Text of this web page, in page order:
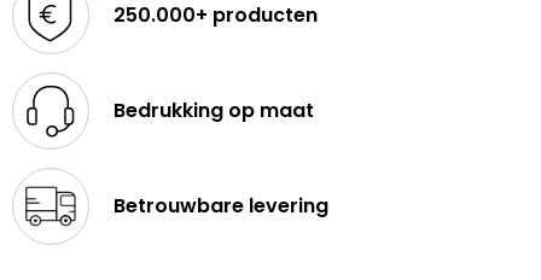
250.000+ producten
Bedrukking op maat
Betrouwbare levering